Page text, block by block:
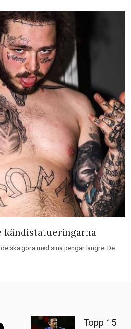
kändistatueringarna
ska göra med sina pengar längre. De
Topp 15